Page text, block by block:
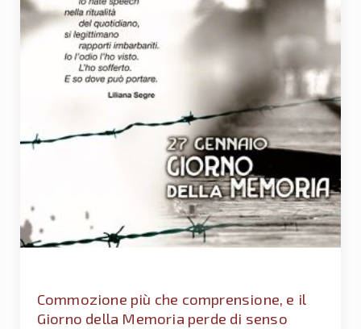
Commozione più che comprensione, e il
Giorno della Memoria perde di senso